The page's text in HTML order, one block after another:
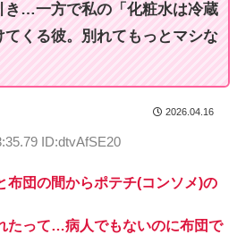
き…一方で私の「化粧水は冷蔵
くる彼。別れてもっとマシな
2026.04.16
ID:dtvAfSE20
布団の間からポテチ(コンソメ)の
たって…病人でもないのに布団で